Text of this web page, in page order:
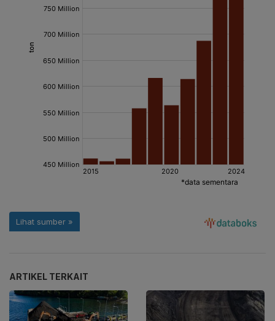
ARTIKEL TERKAIT